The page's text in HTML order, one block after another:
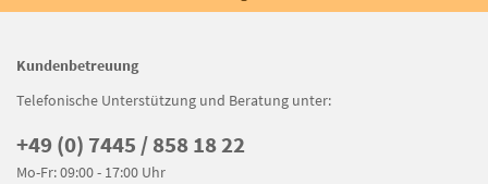
Kundenbetreuung
Telefonische Unterstützung und Beratung unter:
+49 (0) 7445 / 858 18 22
Mo-Fr: 09:00 - 17:00 Uhr